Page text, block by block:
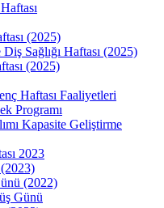
(2025)
Sağlığı Haftası (2025)
(2025)
Haftası Faaliyetleri
Programı
Kapasite Geliştirme
2023
(2022)
Günü